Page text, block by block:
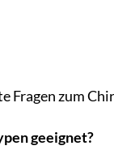
Fragen zum
geeignet?